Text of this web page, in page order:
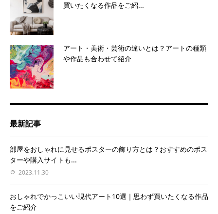
買いたくなる作品をご紹...
アート・美術・芸術の違いとは？アートの種類
や作品も合わせて紹介
最新記事
部屋をおしゃれに見せるポスターの飾り方とは？おすすめのポス
ターや購入サイトも...
2023.11.30
おしゃれでかっこいい現代アート10選｜思わず買いたくなる作品
をご紹介